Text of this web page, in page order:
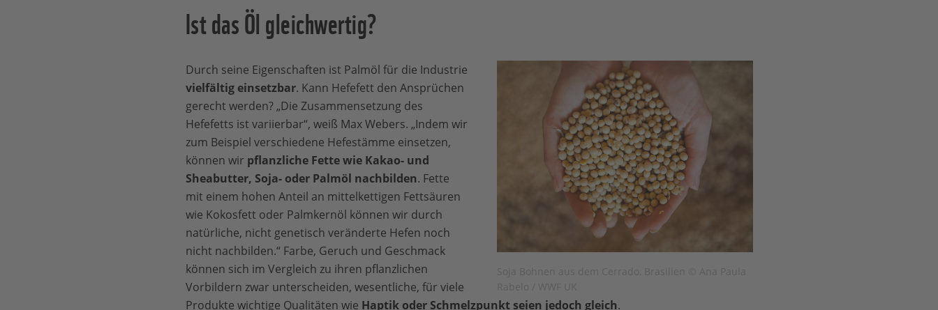
Ist das Öl gleichwertig?
Durch seine Eigenschaften ist Palmöl für die Industrie
vielfältig einsetzbar. Kann Hefefett den Ansprüchen
gerecht werden? „Die Zusammensetzung des
Hefefetts ist variierbar“, weiß Max Webers. „Indem wir
zum Beispiel verschiedene Hefestämme einsetzen,
können wir pflanzliche Fette wie Kakao- und
Sheabutter, Soja- oder Palmöl nachbilden. Fette
mit einem hohen Anteil an mittelkettigen Fettsäuren
wie Kokosfett oder Palmkernöl können wir durch
natürliche, nicht genetisch veränderte Hefen noch
nicht nachbilden.“ Farbe, Geruch und Geschmack
können sich im Vergleich zu ihren pflanzlichen
Vorbildern zwar unterscheiden, wesentliche, für viele
Produkte wichtige Qualitäten wie Haptik oder Schmelzpunkt seien jedoch gleich.